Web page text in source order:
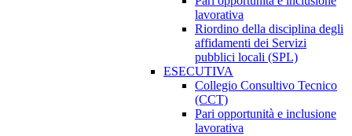
lavorativa
Riordino della disciplina degli
affidamenti dei Servizi
pubblici locali (SPL)
ESECUTIVA
Collegio Consultivo Tecnico
(CCT)
Pari opportunità e inclusione
lavorativa